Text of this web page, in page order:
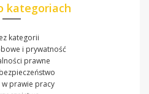
kategoriach
kategorii
i prywatność
prawne
w prawie pracy